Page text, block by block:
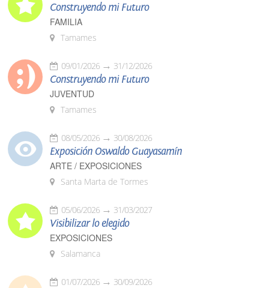
Construyendo mi Futuro
FAMILIA
Tamames
09/01/2026 31/12/2026
Construyendo mi Futuro
JUVENTUD
Tamames
08/05/2026 30/08/2026
Exposición Oswaldo Guayasamín
ARTE / EXPOSICIONES
Santa Marta de Tormes
05/06/2026 31/03/2027
Visibilizar lo elegido
EXPOSICIONES
Salamanca
01/07/2026 30/09/2026